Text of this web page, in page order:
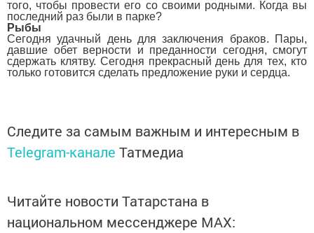
того, чтобы провести его со своими родными. Когда вы
последний раз были в парке?
Рыбы
Сегодня удачный день для заключения браков. Пары,
давшие обет верности и преданности сегодня, смогут
сдержать клятву. Сегодня прекрасный день для тех, кто
только готовится сделать предложение руки и сердца.
Следите за самым важным и интересным в
Telegram-канале Татмедиа
Читайте новости Татарстана в
национальном мессенджере MАХ: